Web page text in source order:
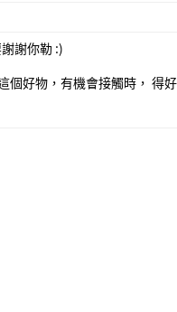
謝你勒 :)
個好物，有機會接觸時， 得